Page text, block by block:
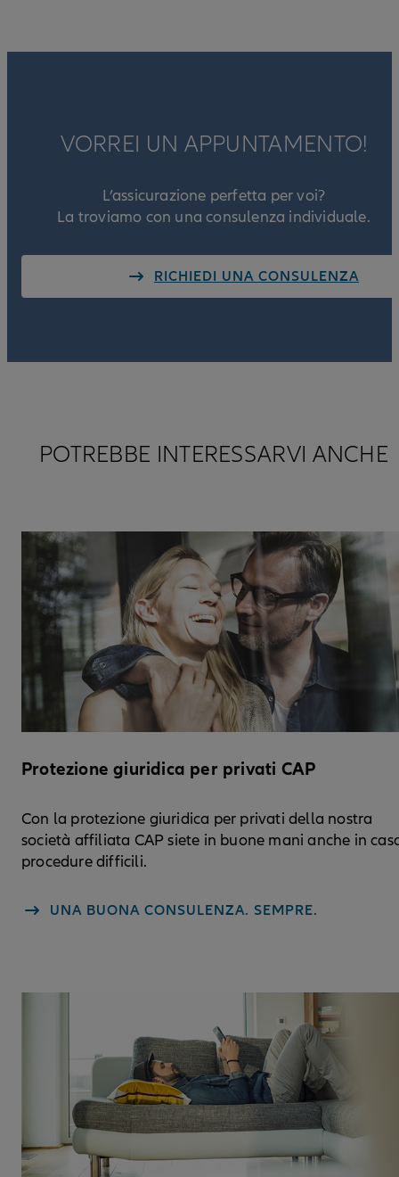
VORREI UN APPUNTAMENTO!
L’assicurazione perfetta per voi?
La troviamo con una consulenza individuale.
RICHIEDI UNA CONSULENZA
POTREBBE INTERESSARVI ANCHE
Protezione giuridica per privati CAP
Con la protezione giuridica per privati della nostra
società affiliata CAP siete in buone mani anche in
procedure difficili.
UNA BUONA CONSULENZA. SEMPRE.